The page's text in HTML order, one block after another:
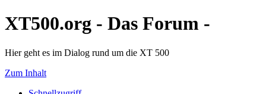
XT500.org - Das Forum -
Hier geht es im Dialog rund um die XT 500
Zum Inhalt